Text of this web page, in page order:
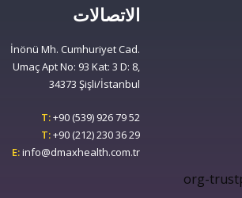
الاتصالات
İnönü Mh. Cumhuriyet Cad.
Umaç Apt No: 93 Kat: 3 D: 8,
34373 Şişli/İstanbul
T:+90 (539) 926 79 52
T:+90 (212) 230 36 29
E:info@dmaxhealth.com.tr